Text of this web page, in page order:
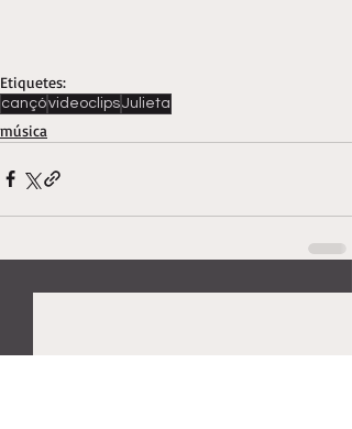
Etiquetes:
cançóvideoclipsJulieta
música